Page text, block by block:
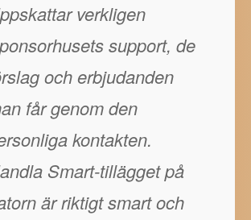
verkligen
support, de
och erbjudanden
får genom den
kontakten.
Smart-tillägget på
är riktigt smart och